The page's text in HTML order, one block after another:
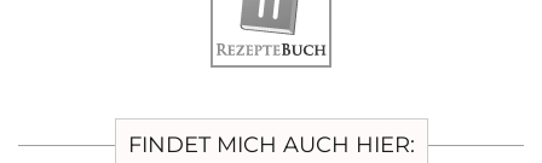
FINDET MICH AUCH HIER: